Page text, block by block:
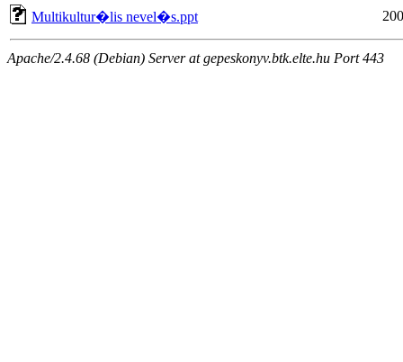
Multikultur�lis nevel�s.ppt
Apache/2.4.68 (Debian) Server at gepeskonyv.btk.elte.hu Port 443